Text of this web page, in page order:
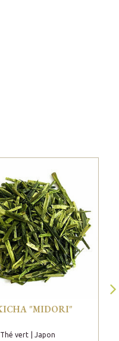
"MIDORI"
Thé vert | Japon